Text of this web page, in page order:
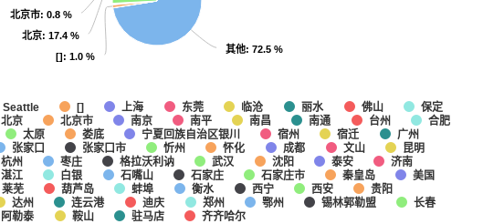
其他: 72.5 %
其他: 72.5 %
[]: 1.0 %
[]: 1.0 %
北京: 17.4 %
北京: 17.4 %
北京市: 0.8 %
北京市: 0.8 %
Seattle [] 上海 东莞 临沧 丽水 佛山
保定
北京 北京市 南京 南平 南昌 南通 台州
合肥
太原 娄底 宁夏回族自治区银川 宿州 宿迁
广州
张家口 张家口市 忻州 怀化 成都 文山
昆明
杭州 枣庄 格拉沃利讷 武汉 沈阳 泰安
济南
湛江 白银 石嘴山 石家庄 石家庄市 秦皇岛
美国
莱芜 葫芦岛 蚌埠 衡水 西宁 西安
贵阳
达州 连云港 迪庆 郑州 鄂州 锡林郭勒盟
长春
阿勒泰 鞍山 驻马店 齐齐哈尔